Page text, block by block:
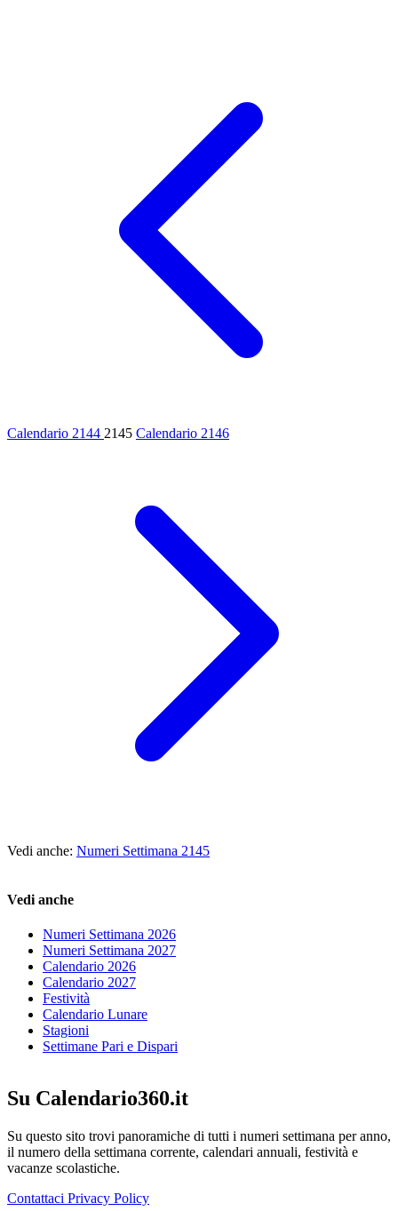
Calendario 2144 2145 Calendario 2146
Vedi anche: Numeri Settimana 2145
Vedi anche
Numeri Settimana 2026
Numeri Settimana 2027
Calendario 2026
Calendario 2027
Festività
Calendario Lunare
Stagioni
Settimane Pari e Dispari
Su Calendario360.it
Su questo sito trovi panoramiche di tutti i numeri settimana per anno,
il numero della settimana corrente, calendari annuali, festività e
vacanze scolastiche.
Contattaci Privacy Policy